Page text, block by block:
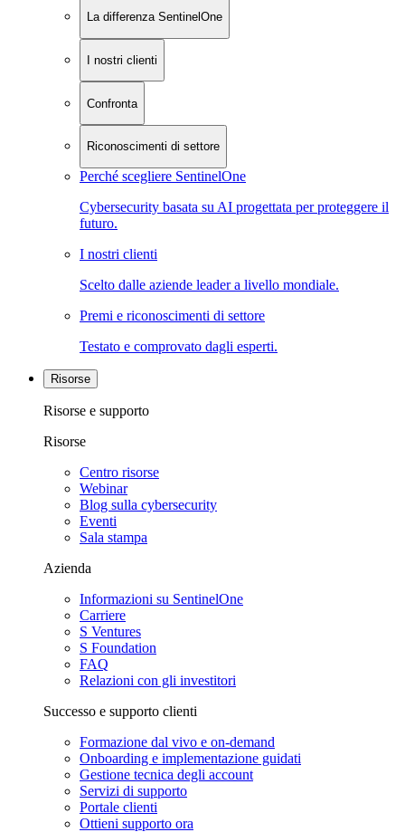
La differenza SentinelOne
I nostri clienti
Confronta
Riconoscimenti di settore
Perché scegliere SentinelOne
Cybersecurity basata su AI progettata per proteggere il
futuro.
I nostri clienti
Scelto dalle aziende leader a livello mondiale.
Premi e riconoscimenti di settore
Testato e comprovato dagli esperti.
Risorse
Risorse e supporto
Risorse
Centro risorse
Webinar
Blog sulla cybersecurity
Eventi
Sala stampa
Azienda
Informazioni su SentinelOne
Carriere
S Ventures
S Foundation
FAQ
Relazioni con gli investitori
Successo e supporto clienti
Formazione dal vivo e on-demand
Onboarding e implementazione guidati
Gestione tecnica degli account
Servizi di supporto
Portale clienti
Ottieni supporto ora